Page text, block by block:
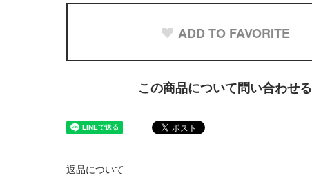
ADD TO FAVORITE
この商品について問い合わせる
返品について